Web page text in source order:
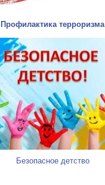
Профилактика терроризма
Безопасное детство